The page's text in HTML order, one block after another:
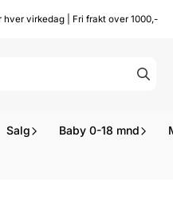
hver virkedag | Fri frakt over 1000,-
Salg Baby 0-18 mnd